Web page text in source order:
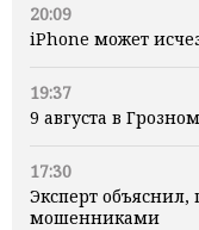
20:09
iPhone может
19:37
9 августа в
17:30
Эксперт
мошенниками